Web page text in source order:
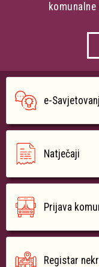
e-
Natječaji
Prijava
Registar